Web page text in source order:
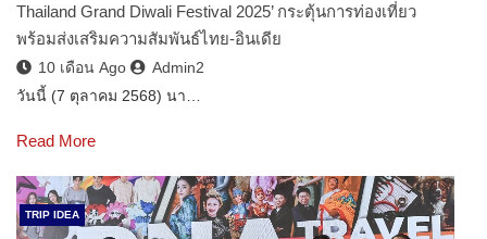
Thailand Grand Diwali Festival 2025’ กระตุ้นการท่องเที่ยว
พร้อมส่งเสริมความสัมพันธ์ไทย-อินเดีย
10 เดือน Ago
Admin2
วันนี้ (7 ตุลาคม 2568) นา…
Read More
TRIP IDEA